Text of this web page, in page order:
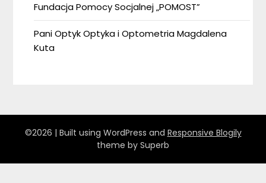
Fundacja Pomocy Socjalnej „POMOST”
Pani Optyk Optyka i Optometria Magdalena
Kuta
©2026 | Built using WordPress and Responsive Blogily
theme by Superb